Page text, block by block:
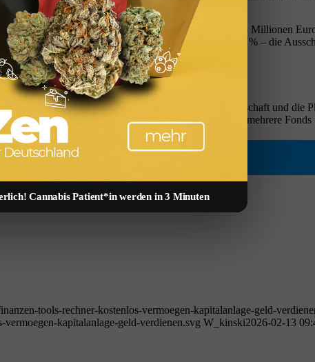
Fondsvolumen: 45 Millionen Euro, Fremdkapital: 25 Millionen
12 Jahren. Tatsächlich fallen die Büromieten um 15 % – die
die Leistungsbilanz der Kapitalverwaltungsgesellschaft und die
das Ihre Rendite erheblich. Diversifizieren Sie über mehrere Fonds
▶ Rendite berechnen
tools-rechner-kostenlos-vermoegen-kapitalanlage-geld-
kapitalanlage-geld-verdienen.svg W_kinski2026-02-13
Cannabis Patient*in werden in 3 Minuten